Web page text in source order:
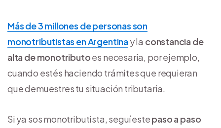
Más de 3 millones de personas son
monotributistas en Argentinay la constancia de
alta de monotributoes necesaria, por ejemplo,
cuando estés haciendo trámites que requieran
que demuestres tu situación tributaria.
Si ya sos monotributista, seguí estepaso a paso